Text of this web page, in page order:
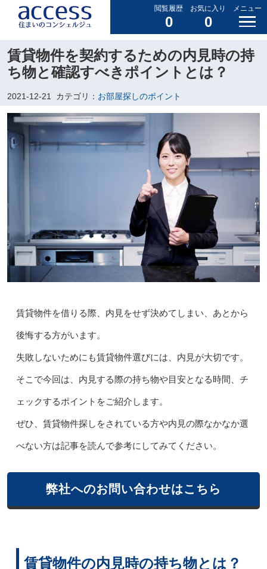
閲覧履歴
0
お気に入り
0
メニュー
賃貸物件を契約するための内見時の持
ち物と確認すべきポイントとは？
2021-12-21 カテゴリ： お部屋探しのポイント
賃貸物件を借りる際、内見をせず決めてしまい、あとから
後悔する方がいます。
失敗しないためにも賃貸物件選びには、内見が大切です。
そこで今回は、内見する際の持ち物や目安となる時間、チ
ェックするポイントをご紹介します。
ぜひ、賃貸物件探しをされている方や内見の際なかなか選
べない方は記事を読んで参考にしてみてください。
弊社へのお問い合わせはこちら
賃貸物件の内見時の持ち物とは？